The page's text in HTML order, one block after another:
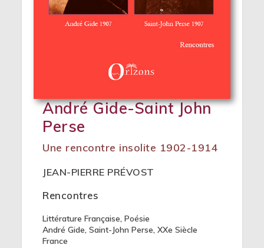
André Gide-Saint John
Perse
Une rencontre insolite 1902-1914
JEAN-PIERRE PRÉVOST
Rencontres
Littérature Française,Poésie
André Gide,Saint-John Perse,XXe Siècle
France